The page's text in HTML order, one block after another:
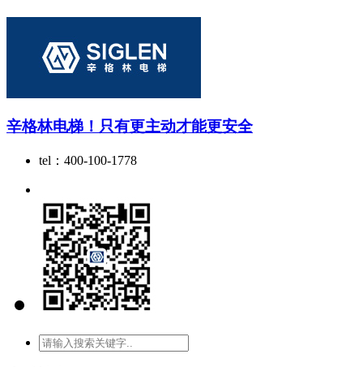
辛格林电梯！只有更主动才能更安全
tel：400-100-1778